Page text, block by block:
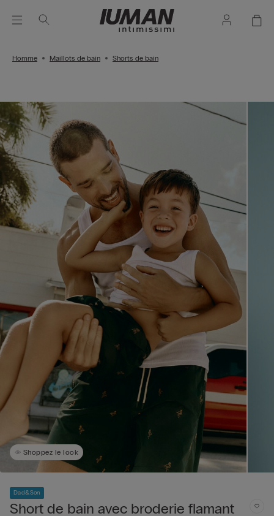
Homme Maillots de bain Shorts de bain
Shoppez le look
Dad&Son
Short de bain avec broderie flamant